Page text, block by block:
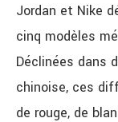
Jordan et Nike
cinq modèles
Déclinées dans
chinoise, ces
de rouge, de